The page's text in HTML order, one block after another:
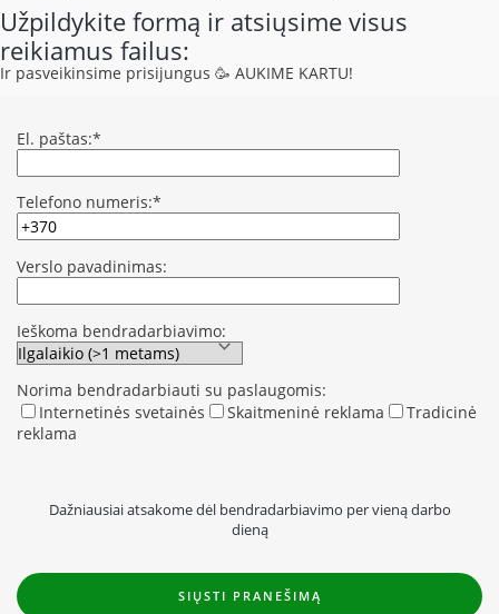
Užpildykite formą ir atsiųsime visus
reikiamus failus:
Ir pasveikinsime prisijungus 🥳 AUKIME KARTU!
El. paštas:*
Telefono numeris:*
Verslo pavadinimas:
Ieškoma bendradarbiavimo:
Norima bendradarbiauti su paslaugomis:
Internetinės svetainės
Skaitmeninė reklama
Tradicinė
reklama
Dažniausiai atsakome dėl bendradarbiavimo per vieną darbo
dieną